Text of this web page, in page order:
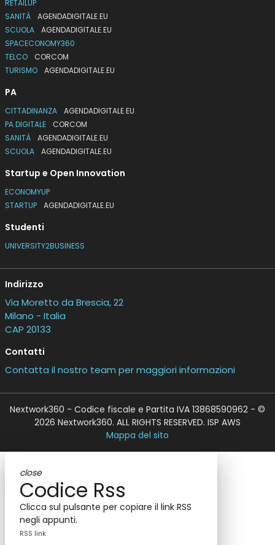
RETAILUP
SANITÀ
AGENDADIGITALE.EU
SCUOLA
AGENDADIGITALE.EU
SPACECONOMY360
TELCO
CORCOM
TURISMO
AGENDADIGITALE.EU
PA
CITTADINANZA
AGENDADIGITALE.EU
PA DIGITALE
CORCOM
SANITÀ
AGENDADIGITALE.EU
SCUOLA
AGENDADIGITALE.EU
Startup e Open Innovation
ECONOMYUP
STARTUP
AGENDADIGITALE.EU
Studenti
UNIVERSITY2BUSINESS
Indirizzo
Via Moretto da Brescia, 22
Milano - Italia
CAP 20133
Contatti
Contatta il nostro team per maggiori informazioni
Nextwork360 - Codice fiscale e Partita IVA 13868590962 - ©
2026 Nextwork360. ALL RIGHTS RESERVED. ISP AWS
Mappa del sito
close
Codice Rss
Clicca sul pulsante per copiare il link RSS
negli appunti.
RSS link